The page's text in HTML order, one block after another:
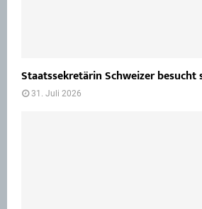
Staatssekretärin Schweizer
31. Juli 2026